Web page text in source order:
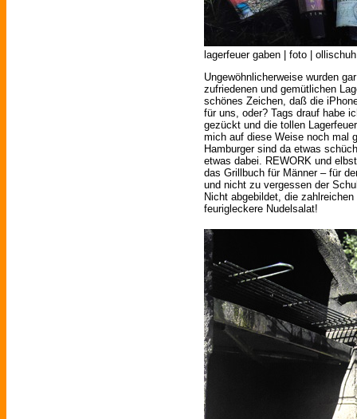
lagerfeuer gaben | foto | ollischuh
Ungewöhnlicherweise wurden
zufriedenen und gemütlichen
schönes Zeichen, daß die
für uns, oder? Tags drauf habe
gezückt und die tollen
mich auf diese Weise noch mal
Hamburger sind da etwas
etwas dabei. REWORK und
das Grillbuch für Männer – für
und nicht zu vergessen der
Nicht abgebildet, die
feurigleckere Nudelsalat!